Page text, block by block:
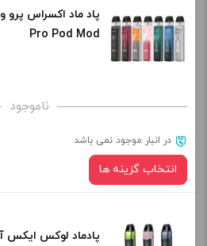
رنگ:
برای فعال شدن سبد خرید و نمایش
+
Pro Pod Mod
ناموجود
در انبار موجود نمی باشد
انتخاب گزینه ها
رنگ:
پادماد لوکس ایکس